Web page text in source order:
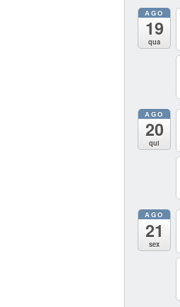
AGO
19
qua
AGO
20
qui
AGO
21
sex